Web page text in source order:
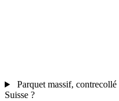
Parquet massif,
Suisse ?